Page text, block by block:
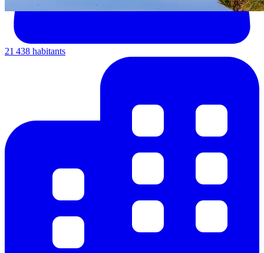
21 438 habitants